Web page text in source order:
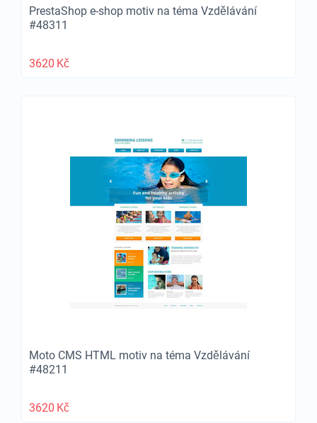
PrestaShop e-shop motiv na téma Vzdělávání
#48311
3620 Kč
Moto CMS HTML motiv na téma Vzdělávání
#48211
3620 Kč